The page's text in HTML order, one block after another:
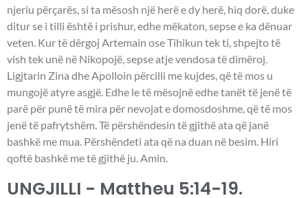
njeriu përçarës, si ta mësosh një herë e dy herë, hiq dorë, duke
ditur se i tilli është i prishur, edhe mëkaton, sepse e ka dënuar
veten. Kur të dërgoj Artemain ose Tihikun tek ti, shpejto të
vish tek unë në Nikopojë, sepse atje vendosa të dimëroj.
Ligjtarin Zina dhe Apolloin përcilli me kujdes, që të mos u
mungojë atyre asgjë. Edhe le të mësojnë edhe tanët të jenë të
parë për punë të mira për nevojat e domosdoshme, që të mos
jenë të pafrytshëm. Të përshëndesin të gjithë ata që janë
bashkë me mua. Përshëndeti ata që na duan në besim. Hiri
qoftë bashkë me të gjithë ju. Amin.
UNGJILLI - Mattheu 5:14-19.